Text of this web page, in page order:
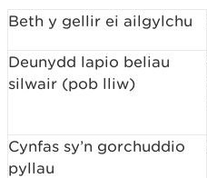
Beth y gellir ei ailgylchu
Deunydd lapio beliau
silwair (pob lliw)
Cynfas sy’n gorchuddio
pyllau